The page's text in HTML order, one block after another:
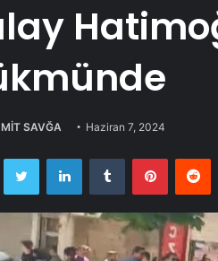
SAVĞA Haziran 7, 2024
Twitter LinkedInTumblr Pinterest